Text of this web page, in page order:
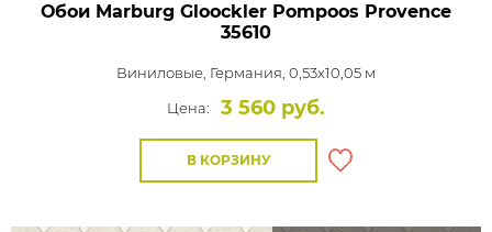
Обои Marburg Gloockler Pompoos Provence
35610
Виниловые, Германия, 0,53x10,05 м
Цена:
3 560 руб.
В КОРЗИНУ